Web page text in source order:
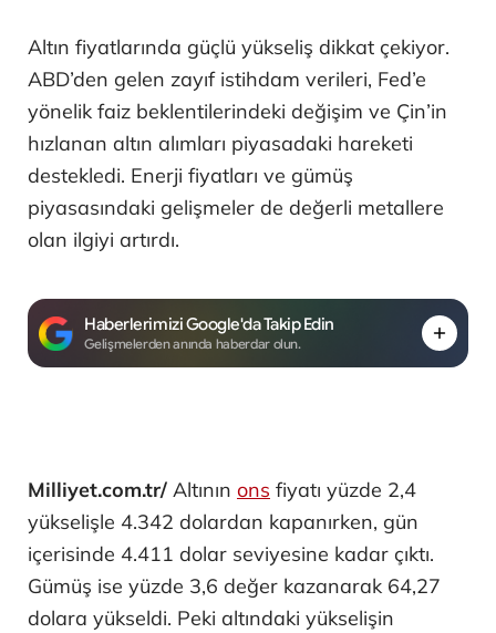
Altın fiyatlarında güçlü yükseliş dikkat çekiyor.
ABD’den gelen zayıf istihdam verileri, Fed’e
yönelik faiz beklentilerindeki değişim ve Çin’in
hızlanan altın alımları piyasadaki hareketi
destekledi. Enerji fiyatları ve gümüş
piyasasındaki gelişmeler de değerli metallere
olan ilgiyi artırdı.
Haberlerimizi Google'da Takip Edin
Gelişmelerden anında haberdar olun.
Milliyet.com.tr/ Altının ons fiyatı yüzde 2,4
yükselişle 4.342 dolardan kapanırken, gün
içerisinde 4.411 dolar seviyesine kadar çıktı.
Gümüş ise yüzde 3,6 değer kazanarak 64,27
dolara yükseldi. Peki altındaki yükselişin